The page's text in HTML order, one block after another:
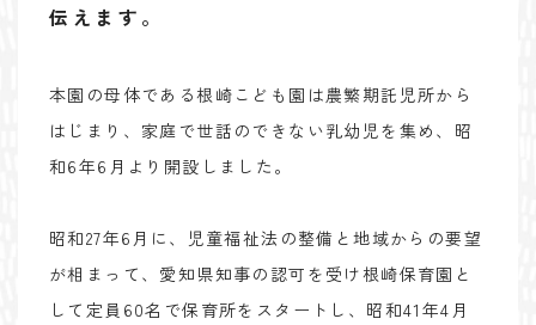
伝えます。
本園の母体である根崎こども園は農繁期託児所から
はじまり、家庭で世話のできない乳幼児を集め、昭
和6年6月より開設しました。
昭和27年6月に、児童福祉法の整備と地域からの要望
が相まって、愛知県知事の認可を受け根崎保育園と
して定員60名で保育所をスタートし、昭和41年4月